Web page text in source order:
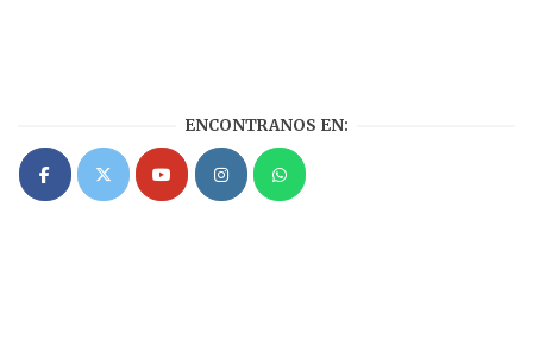
ENCONTRANOS EN: